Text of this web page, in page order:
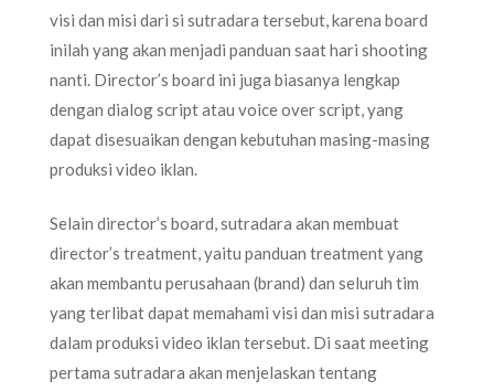
visi dan misi dari si sutradara tersebut, karena board
inilah yang akan menjadi panduan saat hari shooting
nanti. Director’s board ini juga biasanya lengkap
dengan dialog script atau voice over script, yang
dapat disesuaikan dengan kebutuhan masing-masing
produksi video iklan.
Selain director’s board, sutradara akan membuat
director’s treatment, yaitu panduan treatment yang
akan membantu perusahaan (brand) dan seluruh tim
yang terlibat dapat memahami visi dan misi sutradara
dalam produksi video iklan tersebut. Di saat meeting
pertama sutradara akan menjelaskan tentang